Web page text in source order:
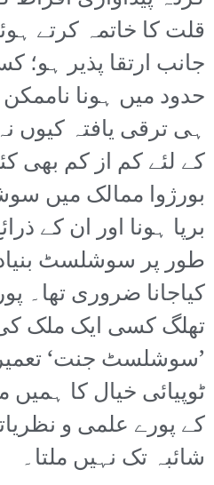
قلت کا خاتمہ کرتے
جانب ارتقا پذیر
حدود میں ہونا
ہی ترقی یافتہ
کے لئے کم از کم بھی
بورژوا ممالک میں
برپا ہونا اور ان کے
طور پر سوشلسٹ
کیاجانا ضروری تھا۔
تھلگ کسی ایک ملک
’سوشلسٹ جنت‘
ٹوپیائی خیال کا ہمیں
کے پورے علمی و
شائبہ تک نہیں ملتا۔